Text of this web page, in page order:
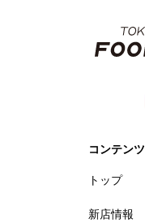
コンテンツ
トップ
新店情報